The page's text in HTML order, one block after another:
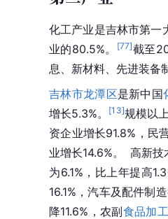
化工产业是吉林市第一
业的80.5%。
[77]截至
息、新材料、先进装备
吉林市龙潭区是新中国
增长5.3%。
[13]规模以
资企业增长91.8%，民
业增长14.6%。 高新
为6.1%，比上年提高
16.1%，汽车及配件制
降11.6%，农副食品加工